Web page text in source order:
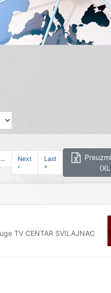
...
Next
›
Last
»
TV CENTAR SVILAJNAC